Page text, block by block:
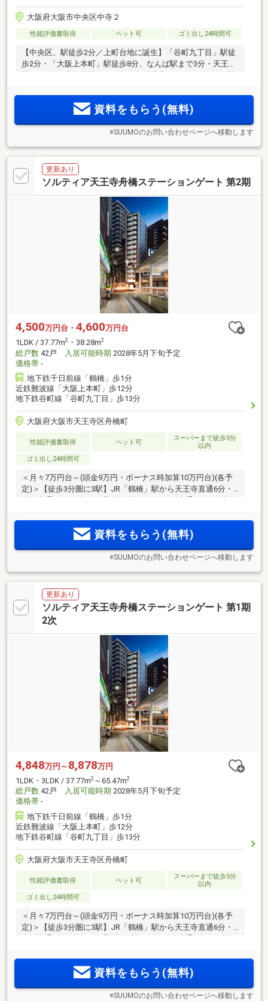
大阪府大阪市中央区中寺２
性能評価書取得 ペット可 ゴミ出し24時間可
【中央区、駅徒歩2分／上町台地に誕生】「谷町九丁目」駅徒
歩2分・「大阪上本町」駅徒歩8分、なんば駅まで3分・天王寺
開放感＜資料請求受付開始＞
資料をもらう(無料)
※SUUMOのお問い合わせページへ移動します
更新あり
ソルティア天王寺舟橋ステーションゲート 第2期
4,500万円台・ 4,600万円台
1LDK / 37.77m2 ・38.28m2
総戸数 42戸 入居可能時期 2028年5月下旬予定
価格帯 -
地下鉄千日前線「鶴橋」歩1分
近鉄難波線「大阪上本町」歩12分
地下鉄谷町線「谷町九丁目」歩13分
大阪府大阪市天王寺区舟橋町
性能評価書取得 ペット可
スーパーまで徒歩5分
以内
ゴミ出し24時間可
＜月々7万円台～(頭金9万円・ボーナス時加算10万円台)(各予
定)＞【徒歩3分圏に3駅】JR「鶴橋」駅から天王寺直通6分・
ワンフロア3邸＆内廊下仕様のプライベートレジデンス
資料をもらう(無料)
※SUUMOのお問い合わせページへ移動します
更新あり
ソルティア天王寺舟橋ステーションゲート 第1期
2次
4,848万円～ 8,878万円
1LDK・3LDK / 37.77m2 ～65.47m2
総戸数 42戸 入居可能時期 2028年5月下旬予定
価格帯 -
地下鉄千日前線「鶴橋」歩1分
近鉄難波線「大阪上本町」歩12分
地下鉄谷町線「谷町九丁目」歩13分
大阪府大阪市天王寺区舟橋町
性能評価書取得 ペット可
スーパーまで徒歩5分
以内
ゴミ出し24時間可
＜月々7万円台～(頭金9万円・ボーナス時加算10万円台)(各予
定)＞【徒歩3分圏に3駅】JR「鶴橋」駅から天王寺直通6分・
ワンフロア3邸＆内廊下仕様のプライベートレジデンス
資料をもらう(無料)
※SUUMOのお問い合わせページへ移動します